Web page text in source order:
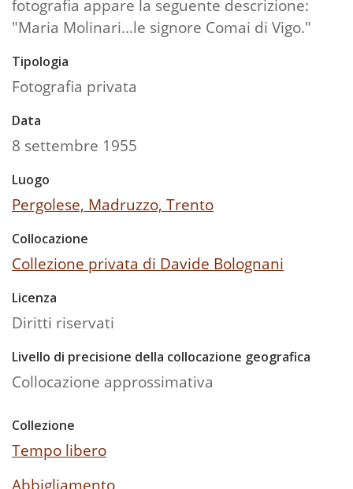
fotografia appare la seguente descrizione:
"Maria Molinari...le signore Comai di Vigo."
Tipologia
Fotografia privata
Data
8 settembre 1955
Luogo
Pergolese, Madruzzo, Trento
Collocazione
Collezione privata di Davide Bolognani
Licenza
Diritti riservati
Livello di precisione della collocazione geografica
Collocazione approssimativa
Collezione
Tempo libero